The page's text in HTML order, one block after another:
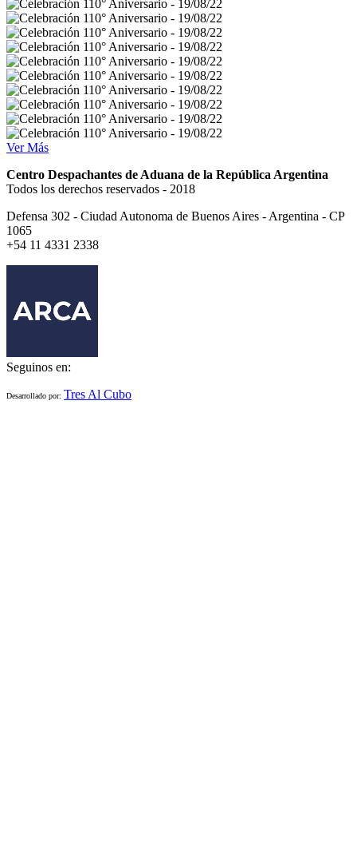
Ver Más
Centro Despachantes de Aduana de la República Argentina
Todos los derechos reservados - 2018
Defensa 302 - Ciudad Autonoma de Buenos Aires - Argentina - CP
1065
+54 11 4331 2338
Seguinos en:
Desarrollado por: Tres Al Cubo